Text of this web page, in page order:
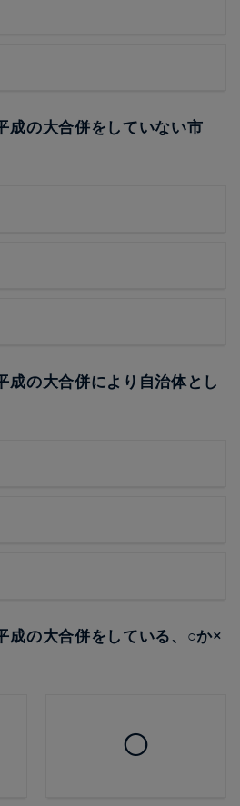
成の大合併をしていない市
成の大合併により自治体とし
成の大合併をしている、○か×
◯